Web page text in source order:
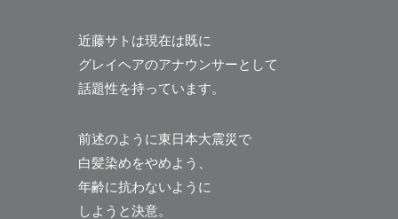
近藤サトは現在は既に
グレイヘアのアナウンサーとして
話題性を持っています。
前述のように東日本大震災で
白髪染めをやめよう、
年齢に抗わないように
しようと決意。